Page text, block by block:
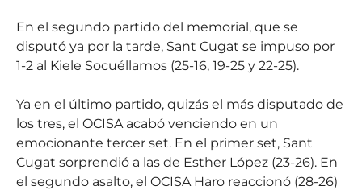
En el segundo partido del memorial, que se
disputó ya por la tarde, Sant Cugat se impuso por
1-2 al Kiele Socuéllamos (25-16, 19-25 y 22-25).
Ya en el último partido, quizás el más disputado de
los tres, el OCISA acabó venciendo en un
emocionante tercer set. En el primer set, Sant
Cugat sorprendió a las de Esther López (23-26). En
el segundo asalto, el OCISA Haro reaccionó (28-26)